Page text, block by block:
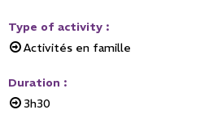
Type of activity :
Activités en famille
Duration :
3h30